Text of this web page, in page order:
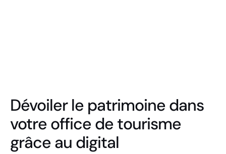
Dévoiler le patrimoine dans
votre office de tourisme
grâce au digital